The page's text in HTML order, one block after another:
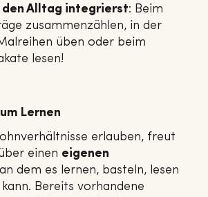
den Alltag integrierst: Beim
zusammenzählen, in der
üben oder beim
lesen!
Lernen
erlauben, freut
einen eigenen
dem es lernen, basteln, lesen
Bereits vorhandene